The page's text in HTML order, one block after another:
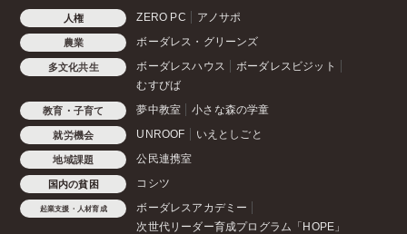
人権 ZERO PC アノサポ
農業 ボーダレス・グリーンズ
多文化共生 ボーダレスハウス
ボーダレスビジット
むすびば
教育・子育て 夢中教室 小さな森の学童
就労機会 UNROOF いえとしごと
地域課題 公民連携室
国内の貧困 コシツ
起業支援・人材育成
ボーダレスアカデミー
次世代リーダー育成プログラム「HOPE」